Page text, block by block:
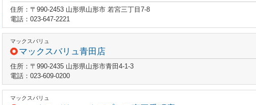
住所：〒990-2453 山形県山形市 若宮三丁目7-8
電話：023-647-2221
マックスバリュ
マックスバリュ青田店
住所：〒990-2435 山形県山形市青田4-1-3
電話：023-609-0200
マックスバリュ